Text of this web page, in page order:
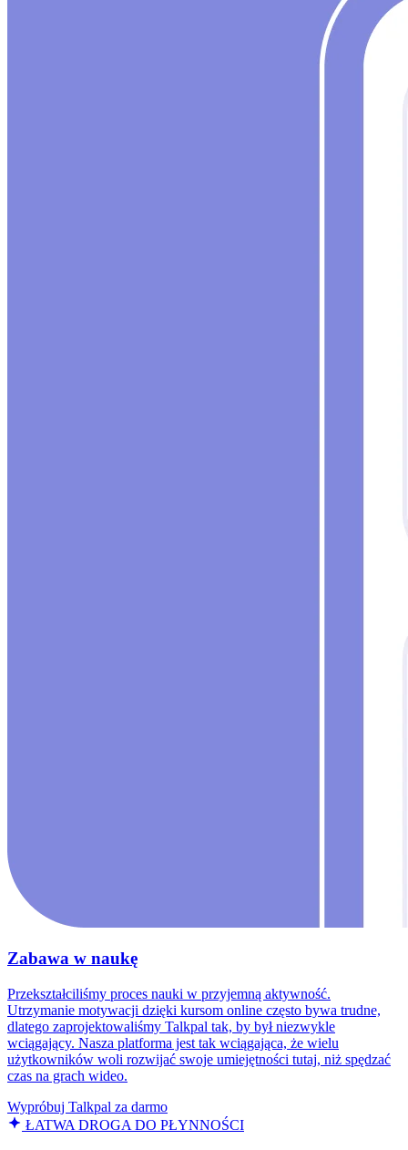
Zabawa w naukę
Przekształciliśmy proces nauki w przyjemną aktywność.
Utrzymanie motywacji dzięki kursom online często bywa trudne,
dlatego zaprojektowaliśmy Talkpal tak, by był niezwykle
wciągający. Nasza platforma jest tak wciągająca, że wielu
użytkowników woli rozwijać swoje umiejętności tutaj, niż spędzać
czas na grach wideo.
Wypróbuj Talkpal za darmo
ŁATWA DROGA DO PŁYNNOŚCI